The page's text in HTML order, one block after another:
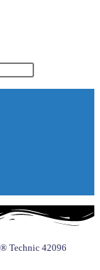
Technic 42096